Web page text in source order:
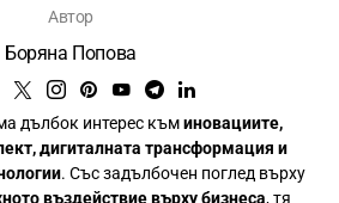
Автор
Боряна Попова
дълбок интерес къминовациите,
дигиталната трансформация и
. Със задълбочен поглед върху
въздействие върху бизнеса, тя